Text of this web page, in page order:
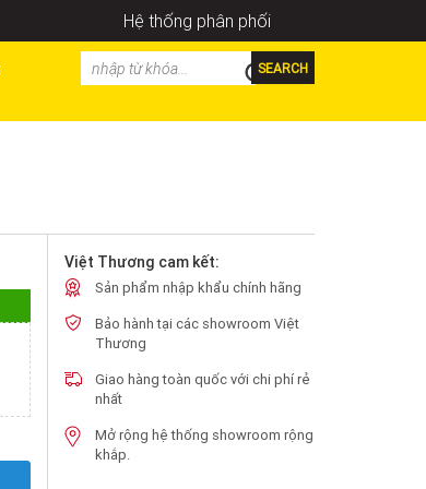
Hệ thống phân phối
SEARCH
Việt Thương cam kết:
Sản phẩm nhập khẩu chính hãng
Bảo hành tại các showroom Việt
Thương
Giao hàng toàn quốc với chi phí rẻ
nhất
Mở rộng hệ thống showroom rộng
khắp.